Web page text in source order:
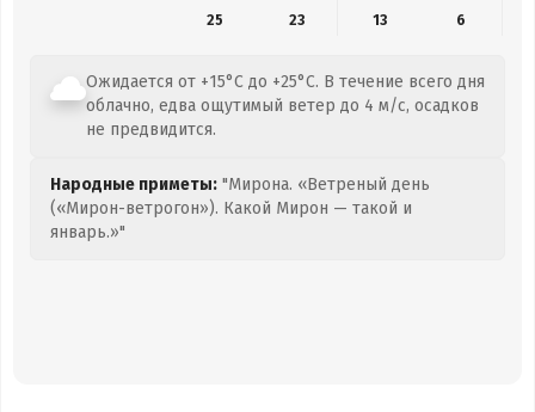
25
23 13 6
Ожидается от +15°C до +25°C. В течение всего дня
облачно, едва ощутимый ветер до 4 м/с, осадков
не предвидится.
Народные приметы: "Мирона. «Ветреный день
(«Мирон-ветрогон»). Какой Мирон — такой и
январь.»"